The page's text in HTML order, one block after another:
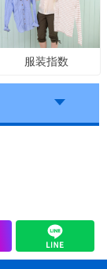
服装指数